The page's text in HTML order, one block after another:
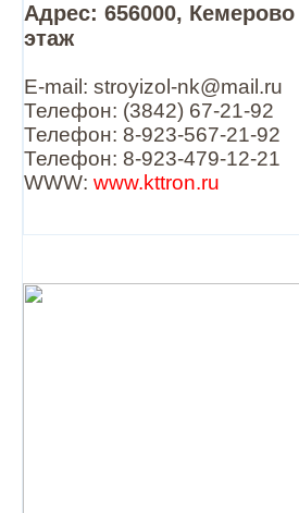
Адрес: 656000,
этаж
E-mail: stroyizol-nk@mail.ru
Телефон: (3842) 67-21-92
Телефон: 8-923-567-21-92
Телефон: 8-923-479-12-21
WWW: www.kttron.ru